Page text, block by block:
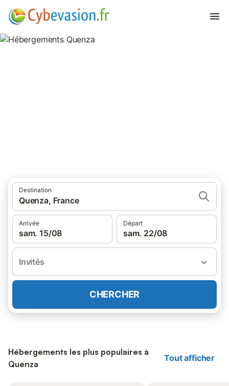
Destination
Quenza, France
Arrivée
sam. 15/08
Départ
sam. 22/08
Invités
CHERCHER
Hébergements les plus populaires à
Quenza
Tout afficher